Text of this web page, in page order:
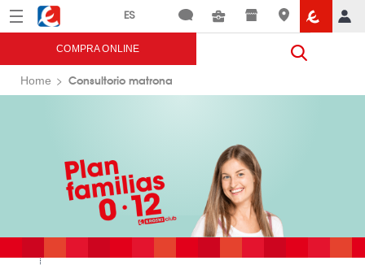
Menú Eroski
COMPRA ONLINE
Home Consultorio matrona